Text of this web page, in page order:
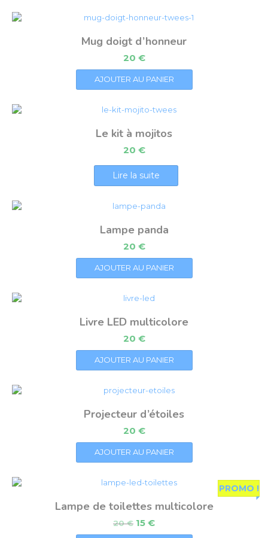
Mug doigt d’honneur
20 €
AJOUTER AU PANIER
Le kit à mojitos
20 €
Lire la suite
Lampe panda
20 €
AJOUTER AU PANIER
Livre LED multicolore
20 €
AJOUTER AU PANIER
Projecteur d’étoiles
20 €
AJOUTER AU PANIER
PROMO !
Lampe de toilettes multicolore
20€ 15 €